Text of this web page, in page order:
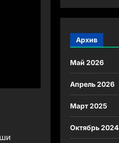
Архив
Май 2026
Апрель 2026
Март 2025
Октябрь 2024